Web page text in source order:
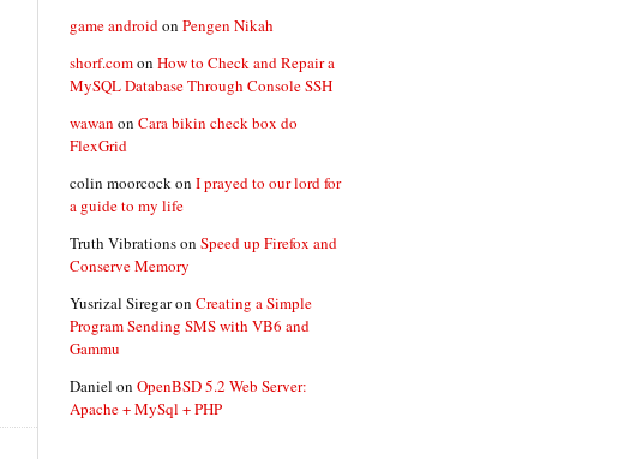
game androidon Pengen Nikah
shorf.comon How to Check and Repair a
MySQL Database Through Console SSH
wawan on Cara bikin check box do
FlexGrid
colin moorcockon I prayed to our lord for
a guide to my life
Truth Vibrationson Speed up Firefox and
Conserve Memory
Yusrizal Siregaron Creating a Simple
Program Sending SMS with VB6 and
Gammu
Daniel on OpenBSD 5.2 Web Server:
Apache + MySql + PHP